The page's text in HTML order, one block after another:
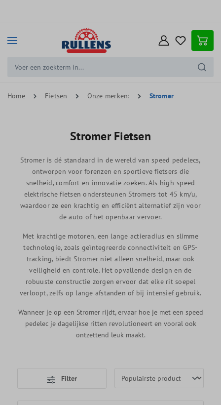
Home Fietsen Onze merken: Stromer
Stromer Fietsen
Stromer is dé standaard in de wereld van speed pedelecs,
ontworpen voor forenzen en sportieve fietsers die
snelheid, comfort en innovatie zoeken. Als high-speed
elektrische fietsen ondersteunen Stromers tot 45 km/u,
waardoor ze een krachtig en efficiënt alternatief zijn voor
de auto of het openbaar vervoer.
Met krachtige motoren, een lange actieradius en slimme
technologie, zoals geïntegreerde connectiviteit en GPS-
tracking, biedt Stromer niet alleen snelheid, maar ook
veiligheid en controle. Het opvallende design en de
robuuste constructie zorgen ervoor dat elke rit soepel
verloopt, zelfs op lange afstanden of bij intensief gebruik.
Wanneer je op een Stromer rijdt,ervaar hoe je met een speed
pedelec je dagelijkse ritten revolutioneert en vooral ook
ontzettend leuk maakt.
Filter